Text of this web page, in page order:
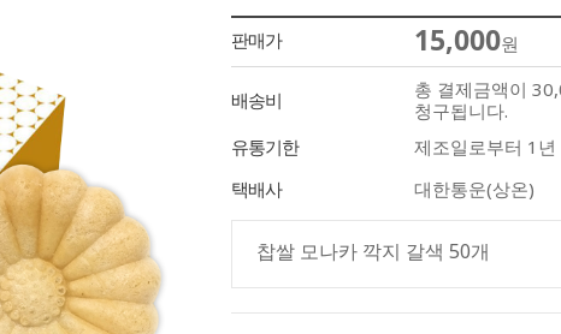
판매가 15,000원
배송비
총 결제금액이
청구됩니다.
유통기한
제조일로부터 1년
택배사
대한통운(상온)
찹쌀 모나카 깍지 갈색 50개